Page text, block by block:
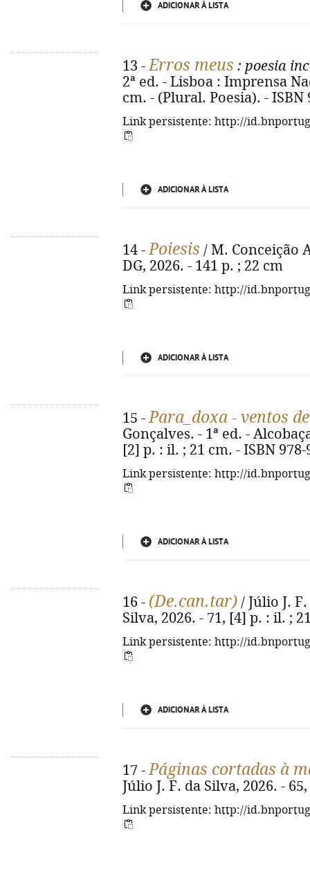
ADICIONAR À LISTA
13 -Erros meus : poesia
2ª ed. - Lisboa : Imprensa
cm. - (Plural. Poesia). - ISBN
Link persistente: http://
ADICIONAR À LISTA
14 -Poiesis / M. Conceição
DG, 2026. - 141 p. ; 22 cm
Link persistente: http://
ADICIONAR À LISTA
15 -Para_doxa - ventos
Gonçalves. - 1ª ed. -
[2] p. : il. ; 21 cm. - ISBN 978-
Link persistente: http://
ADICIONAR À LISTA
16 - (De.can.tar) / Júlio J.
Silva, 2026. - 71, [4] p. : il. ;
Link persistente: http://
ADICIONAR À LISTA
17 -Páginas cortadas à
Júlio J. F. da Silva, 2026. -
Link persistente: http://